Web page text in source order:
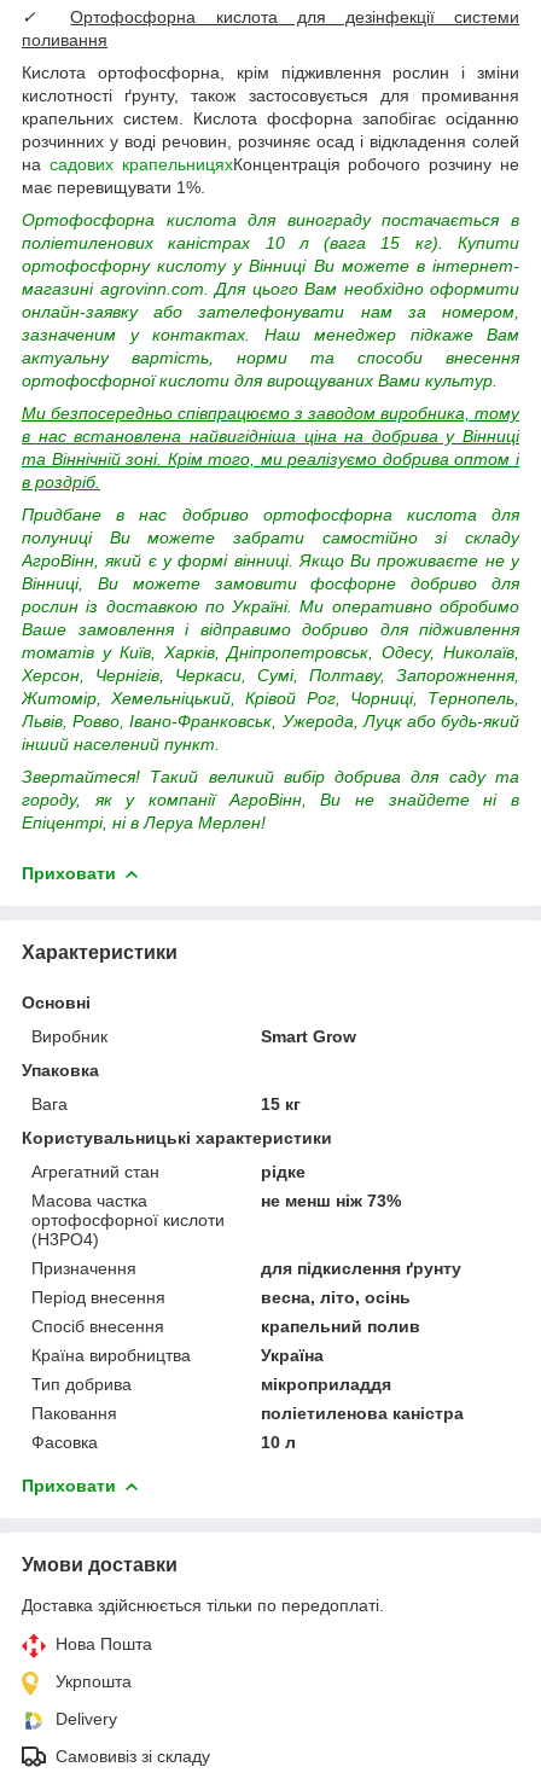
✓
Ортофосфорна кислота для дезінфекції системи
поливання
Кислота ортофосфорна, крім підживлення рослин і зміни
кислотності ґрунту, також застосовується для промивання
крапельних систем. Кислота фосфорна запобігає осіданню
розчинних у воді речовин, розчиняє осад і відкладення солей
на садових крапельницяхКонцентрація робочого розчину не
має перевищувати 1%.
Ортофосфорна кислота для винограду постачається в
поліетиленових каністрах 10 л (вага 15 кг). Купити
ортофосфорну кислоту у Вінниці Ви можете в інтернет-
магазині agrovinn.com. Для цього Вам необхідно оформити
онлайн-заявку або зателефонувати нам за номером,
зазначеним у контактах. Наш менеджер підкаже Вам
актуальну вартість, норми та способи внесення
ортофосфорної кислоти для вирощуваних Вами культур.
Ми безпосередньо співпрацюємо з заводом виробника, тому
в нас встановлена найвигідніша ціна на добрива у Вінниці
та Віннічній зоні. Крім того, ми реалізуємо добрива оптом і
в роздріб.
Придбане в нас добриво ортофосфорна кислота для
полуниці Ви можете забрати самостійно зі складу
АгроВінн, який є у формі вінниці. Якщо Ви проживаєте не у
Вінниці, Ви можете замовити фосфорне добриво для
рослин із доставкою по Україні. Ми оперативно обробимо
Ваше замовлення і відправимо добриво для підживлення
томатів у Київ, Харків, Дніпропетровськ, Одесу, Николаїв,
Херсон, Чернігів, Черкаси, Сумі, Полтаву, Запорожнення,
Житомір, Хемельніцький, Крівой Рог, Чорниці, Тернопель,
Львів, Ровво, Івано-Франковськ, Ужерода, Луцк або будь-який
інший населений пункт.
Звертайтеся! Такий великий вибір добрива для саду та
городу, як у компанії АгроВінн, Ви не знайдете ні в
Епіцентрі, ні в Леруа Мерлен!
Приховати
Характеристики
Основні
Виробник
Smart Grow
Упаковка
Вага
15 кг
Користувальницькі характеристики
Агрегатний стан
рідке
Масова частка
ортофосфорної кислоти
(H3PO4)
не менш ніж 73%
Призначення
для підкислення ґрунту
Період внесення
весна, літо, осінь
Спосіб внесення
крапельний полив
Країна виробництва
Україна
Тип добрива
мікроприладдя
Паковання
поліетиленова каністра
Фасовка
10 л
Приховати
Умови доставки
Доставка здійснюється тільки по передоплаті.
Нова Пошта
Укрпошта
Delivery
Самовивіз зі складу